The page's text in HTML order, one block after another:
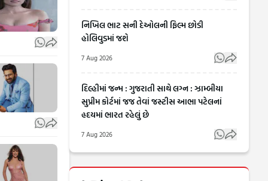
નિખિલ ભાટ સની દેઓલની ફિલ્મ છોડી
હોલિવુડમાં જશે
7 Aug 2026
દિલ્હીમાં જન્મ : ગુજરાતી સાથે લગ્ન : ઝામ્બીયા
સુપ્રીમ કોર્ટમાં જજ તેવાં જસ્ટીસ આભા પટેલનાં
હૃદયમાં ભારત રહેલું છે
7 Aug 2026
મનપસંદ
આખરે